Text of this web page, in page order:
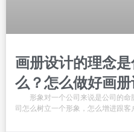
画册设计的理念
么？怎么做好画
形象对一个公司来说是公司的命
司怎么树立一个形象，怎么增进跟客